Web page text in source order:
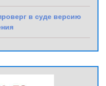
в суде версию